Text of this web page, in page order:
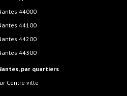
Nantes 44000
Nantes 44100
Nantes 44200
Nantes 44300
par quartiers
sur Centre ville